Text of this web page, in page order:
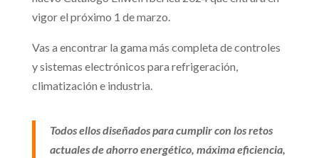
vigor el próximo 1 de marzo.
Vas a encontrar la gama más completa de controles
y sistemas electrónicos para refrigeración,
climatización e industria.
Todos ellos diseñados para cumplir con los retos
actuales de ahorro energético, máxima eficiencia,